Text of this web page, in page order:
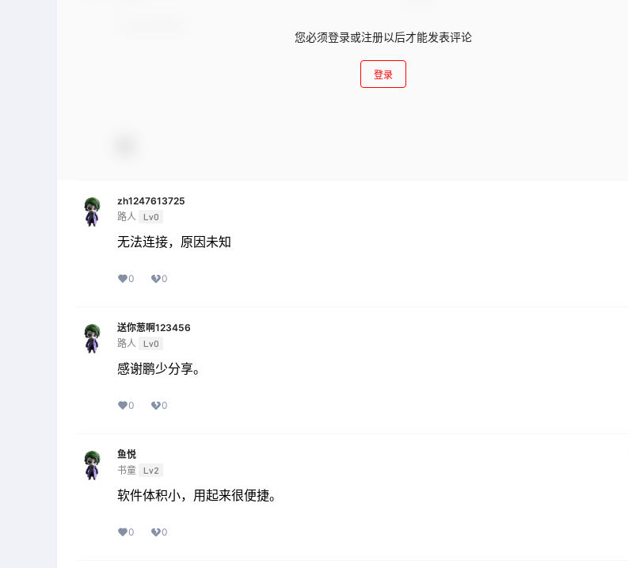
您必须登录或注册以后才能发表评论
登录
zh1247613725
路人
Lv0
无法连接，原因未知
0 0
送你葱啊123456
路人
Lv0
感谢鹏少分享。
0 0
鱼悦
书童 Lv2
软件体积小，用起来很便捷。
0 0